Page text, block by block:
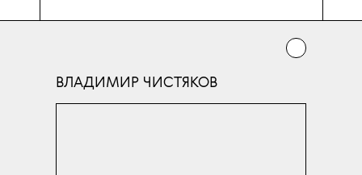
ВЛАДИМИР ЧИСТЯКОВ